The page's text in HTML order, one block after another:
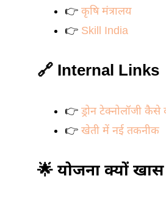
👉 कृषि मंत्रालय
👉 Skill India
🔗 Internal Links
👉 ड्रोन टेक्नोलॉजी
👉 खेती में नई तकनीक
🌟 योजना क्यों